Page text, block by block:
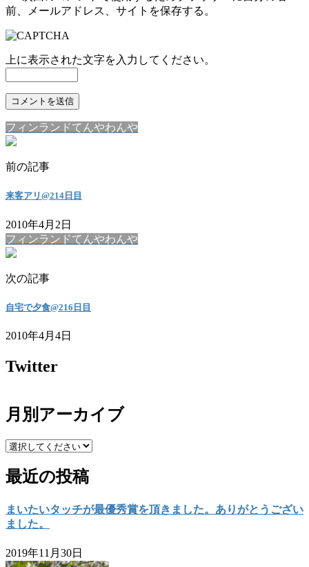
前、メールアドレス、サイトを保存する。
上に表示された文字を入力してください。
フィンランドてんやわんや
前の記事
来客アリ@214日目
2010年4月2日
フィンランドてんやわんや
次の記事
自宅で夕食@216日目
2010年4月4日
Twitter
月別アーカイブ
最近の投稿
まいたいタッチが最優秀賞を頂きました。ありがとうござい
ました。
2019年11月30日